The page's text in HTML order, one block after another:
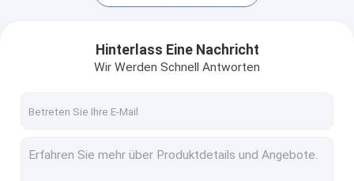
Aufblasbare Dias
Aufblasbare Wasserrutschen
Hinterlass Eine Nachricht
Wir Werden Schnell Antworten